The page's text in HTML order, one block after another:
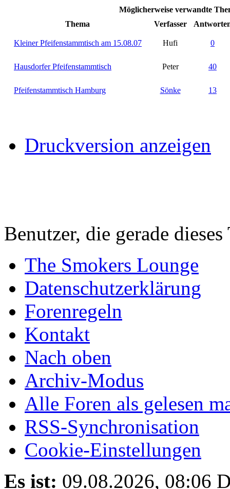
Möglicherweise verwandte
Thema
Verfasser
Kleiner Pfeifenstammtisch am 15.08.07 Hufi 0
Hausdorfer Pfeifenstammtisch Peter 40
Pfeifenstammtisch Hamburg Sönke 13
Druckversion anzeigen
Benutzer, die gerade
The Smokers Lounge
Datenschutzerklärung
Forenregeln
Kontakt
Nach oben
Archiv-Modus
Alle Foren als gelesen
RSS-Synchronisation
Cookie-Einstellungen
Es ist: 09.08.2026, 08:06